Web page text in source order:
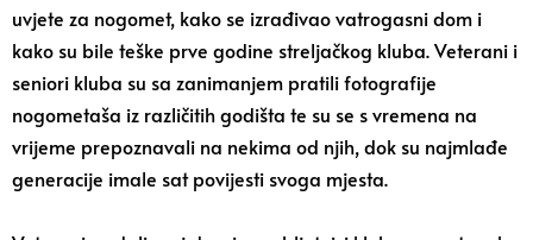
uvjete za nogomet, kako se izrađivao vatrogasni dom i
kako su bile teške prve godine streljačkog kluba. Veterani i
seniori kluba su sa zanimanjem pratili fotografije
nogometaša iz različitih godišta te su se s vremena na
vrijeme prepoznavali na nekima od njih, dok su najmlađe
generacije imale sat povijesti svoga mjesta.